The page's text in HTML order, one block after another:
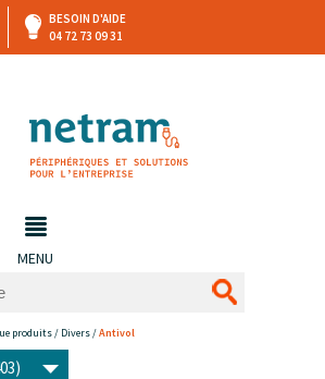
BESOIN D'AIDE
04 72 73 09 31
MENU
produits/ Divers/Antivol